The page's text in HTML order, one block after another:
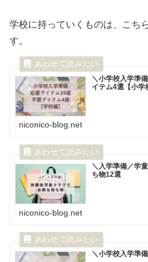
学校に持っていくものは、こち
す。
＼小学校入学準
イテム4選【小学
niconico-blog.net
＼入学準備／学
ち物12選
niconico-blog.net
＼小学校入学準